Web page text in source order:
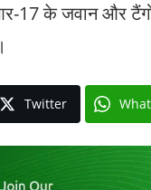
17 के जवान और
Twitter